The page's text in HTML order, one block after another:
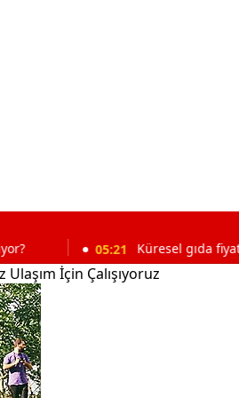
Küresel gıda fiyatlarında
İçin Çalışıyoruz